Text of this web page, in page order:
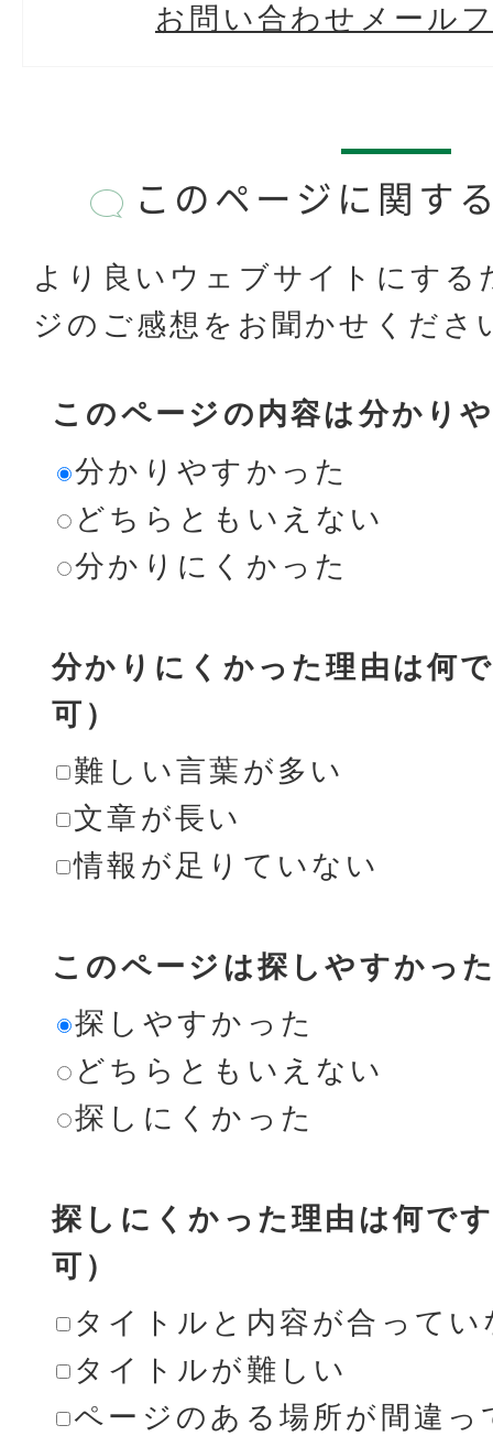
お問い合わせメール
このページに関す
より良いウェブサイトにする
ジのご感想をお聞かせくださ
このページの内容は分かり
分かりやすかった
どちらともいえない
分かりにくかった
分かりにくかった理由は何
可）
難しい言葉が多い
文章が長い
情報が足りていない
このページは探しやすかっ
探しやすかった
どちらともいえない
探しにくかった
探しにくかった理由は何で
可）
タイトルと内容が合ってい
タイトルが難しい
ページのある場所が間違っ